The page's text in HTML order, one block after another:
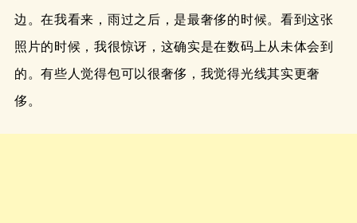
边。在我看来，雨过之后，是最奢侈的时候。看到这张
照片的时候，我很惊讶，这确实是在数码上从未体会到
的。有些人觉得包可以很奢侈，我觉得光线其实更奢
侈。